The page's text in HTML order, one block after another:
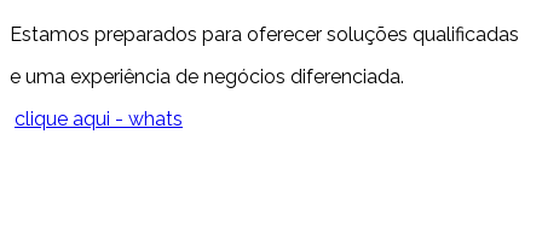
Estamos preparados para oferecer soluções qualificadas
e uma experiência de negócios diferenciada.
clique aqui - whats